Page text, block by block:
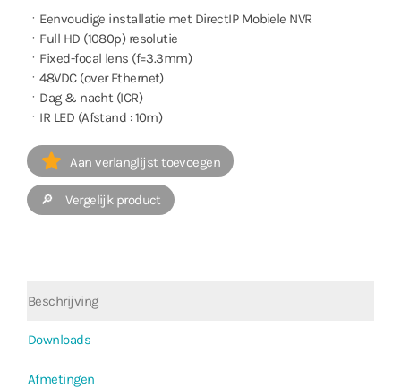
ㆍEenvoudige installatie met DirectIP Mobiele NVR
ㆍFull HD (1080p) resolutie
ㆍFixed-focal lens (f=3.3mm)
ㆍ48VDC (over Ethernet)
ㆍDag & nacht (ICR)
ㆍIR LED (Afstand : 10m)
Aan verlanglijst toevoegen
🔎 Vergelijk product
Beschrijving
Downloads
Afmetingen